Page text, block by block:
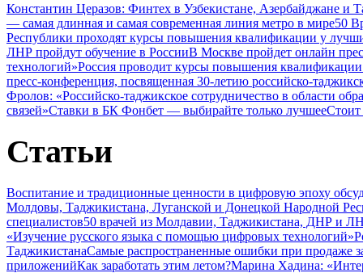
Константин Церазов: Финтех в Узбекистане, Азербайджане
— самая длинная и самая современная линия метро в мире50
Республики проходят курсы повышения квалификации у
ЛНР пройдут обучение в РоссииВ Москве пройдет онлайн
технологий»Россия проводит курсы повышения квалификации
пресс-конференция, посвященная 30-летию российско-
Фролов: «Российско-таджикское сотрудничество в области
связей»Ставки в БК Фонбет — выбирайте только лучшееСтоит
Статьи
Воспитание и традиционные ценности в цифровую эпоху
Молдовы, Таджикистана, Луганской и Донецкой Народной
специалистов50 врачей из Молдавии, Таджикистана, ДНР и
«Изучение русского языка с помощью цифровых технологий»
ТаджикистанаСамые распространенные ошибки при продаже
приложенийКак заработать этим летом?Марина Хадина: